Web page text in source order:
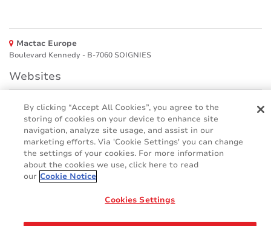
Mactac Europe
Boulevard Kennedy - B-7060 SOIGNIES
Websites
www.mactaccreativeawards.com
© 2016 - 2026
Glosario Cookie Policy
By clicking “Accept All Cookies”, you agree to the
storing of cookies on your device to enhance site
navigation, analyze site usage, and assist in our
marketing efforts. Via 'Cookie Settings' you can change
the settings of your cookies. For more information
about the cookies we use, click here to read
our Cookie Notice
Cookies Settings